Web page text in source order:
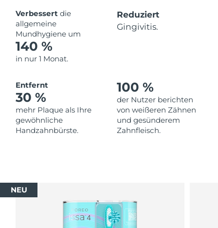
Verbessert die
allgemeine
Mundhygiene um
140 %
in nur 1 Monat.
Reduziert
Gingivitis.
Entfernt
30 %
mehr Plaque als Ihre
gewöhnliche
Handzahnbürste.
100 %
der Nutzer berichten
von weißeren Zähnen
und gesünderem
Zahnfleisch.
NEU